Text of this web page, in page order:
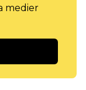
medier